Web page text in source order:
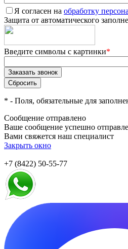
Я согласен на обработку
Защита от автоматического
Введите символы с картинки*
* - Поля, обязательные для
Сообщение отправлено
Ваше сообщение успешно
Вами свяжется наш специалист
Закрыть окно
+7 (8422) 50-55-77